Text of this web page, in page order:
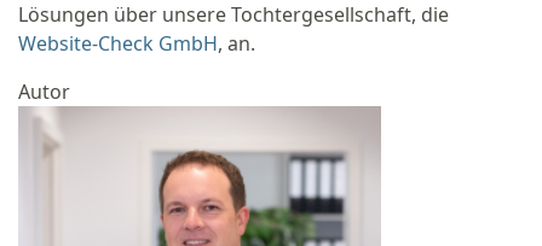
Lösungen über unsere Tochtergesellschaft, die
Website-Check GmbH, an.
Autor